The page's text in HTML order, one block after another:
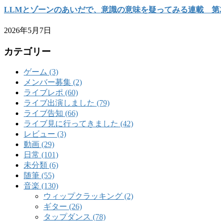
LLMとゾーンのあいだで、意識の意味を疑ってみる連載 第
2026年5月7日
カテゴリー
ゲーム (3)
メンバー募集 (2)
ライブレポ (60)
ライブ出演しました (79)
ライブ告知 (66)
ライブ見に行ってきました (42)
レビュー (3)
動画 (29)
日常 (101)
未分類 (6)
随筆 (55)
音楽 (130)
ウィップクラッキング (2)
ギター (26)
タップダンス (78)